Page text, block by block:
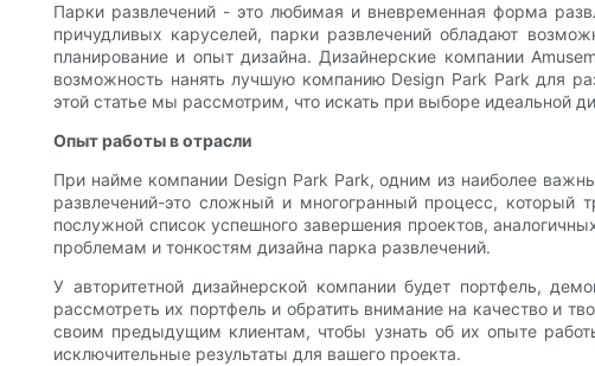
Парки развлечений - это любимая и вневременная форма
причудливых каруселей, парки развлечений обладают
планирование и опыт дизайна. Дизайнерские компании
возможность нанять лучшую компанию Design Park Park для
этой статье мы рассмотрим, что искать при выборе идеальной
Опыт работы в отрасли
При найме компании Design Park Park, одним из наиболее
развлечений-это сложный и многогранный процесс, который
послужной список успешного завершения проектов,
проблемам и тонкостям дизайна парка развлечений.
У авторитетной дизайнерской компании будет портфель,
рассмотреть их портфель и обратить внимание на качество и
своим предыдущим клиентам, чтобы узнать об их опыте
исключительные результаты для вашего проекта.